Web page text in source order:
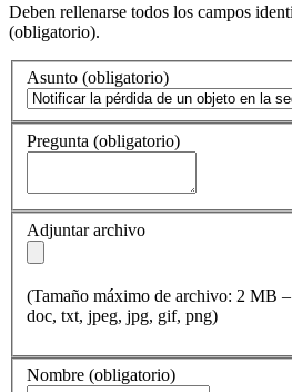
Deben rellenarse todos los campos
(obligatorio).
Asunto (obligatorio)
Pregunta (obligatorio)
Adjuntar archivo
(Tamaño máximo de archivo: 2 MB
doc, txt, jpeg, jpg, gif, png)
Nombre (obligatorio)